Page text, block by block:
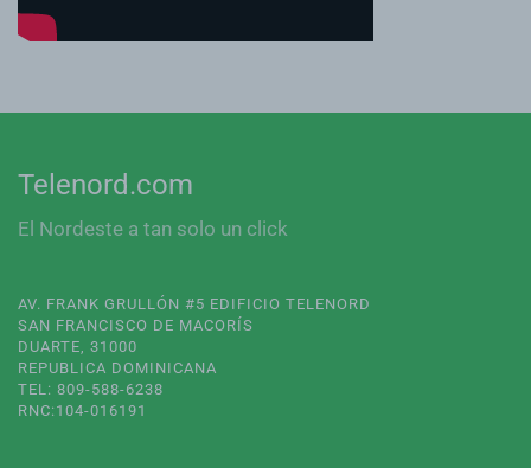
Telenord.com
El Nordeste a tan solo un click
AV. FRANK GRULLÓN #5 EDIFICIO TELENORD
SAN FRANCISCO DE MACORÍS
DUARTE, 31000
REPUBLICA DOMINICANA
TEL: 809-588-6238
RNC:104-016191